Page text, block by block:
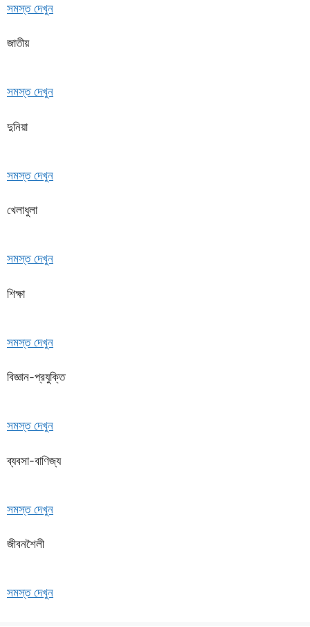
সমস্ত দেখুন
জাতীয়
সমস্ত দেখুন
দুনিয়া
সমস্ত দেখুন
খেলাধুলা
সমস্ত দেখুন
শিক্ষা
সমস্ত দেখুন
বিজ্ঞান-প্রযুক্তি
সমস্ত দেখুন
ব্যবসা-বাণিজ্য
সমস্ত দেখুন
জীবনশৈলী
সমস্ত দেখুন